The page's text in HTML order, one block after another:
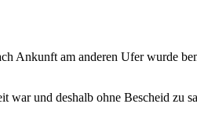
Ankunft am anderen Ufer wurde
und deshalb ohne Bescheid zu